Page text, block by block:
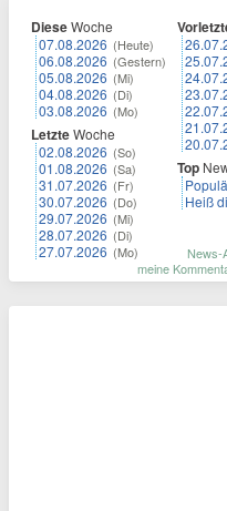
DieseWoche
07.08.2026 (Heute)
06.08.2026 (Gestern)
05.08.2026 (Mi)
04.08.2026 (Di)
03.08.2026 (Mo)
LetzteWoche
02.08.2026 (So)
01.08.2026 (Sa)
31.07.2026 (Fr)
30.07.2026 (Do)
29.07.2026 (Mi)
28.07.2026 (Di)
27.07.2026 (Mo)
Top
Heiß
News-
meine